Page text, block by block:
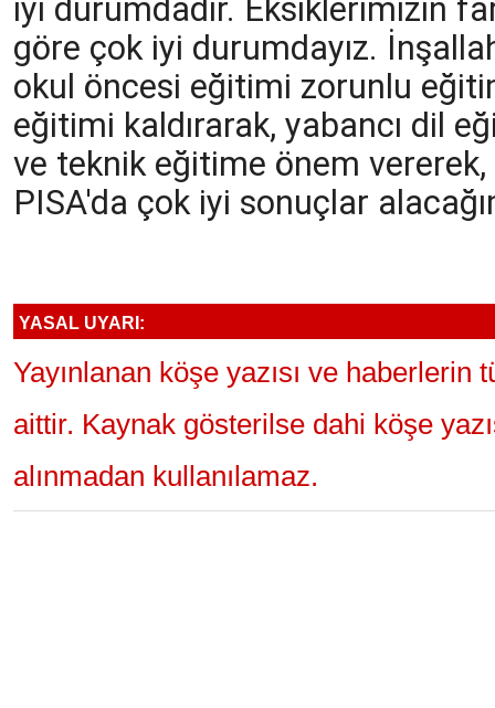
iyi durumdadır. Eksiklerimizin
göre çok iyi durumdayız.
okul öncesi eğitimi zorunlu
eğitimi kaldırarak, yabancı dil
ve teknik eğitime önem
PISA'da çok iyi sonuçlar
YASAL UYARI:
Yayınlanan köşe yazısı ve haberlerin
aittir. Kaynak gösterilse dahi köşe
alınmadan kullanılamaz.